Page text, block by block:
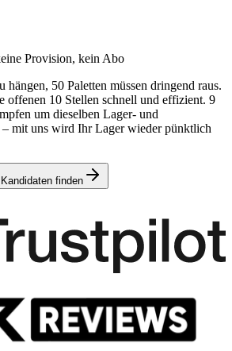
Provision, kein Abo
hängen, 50 Paletten müssen dringend raus.
offenen 10 Stellen schnell und effizient. 9
um dieselben Lager- und
– mit uns wird Ihr Lager wieder pünktlich
finden